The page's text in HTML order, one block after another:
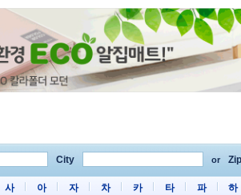
City or
사 아 자 차 카 타 파 하